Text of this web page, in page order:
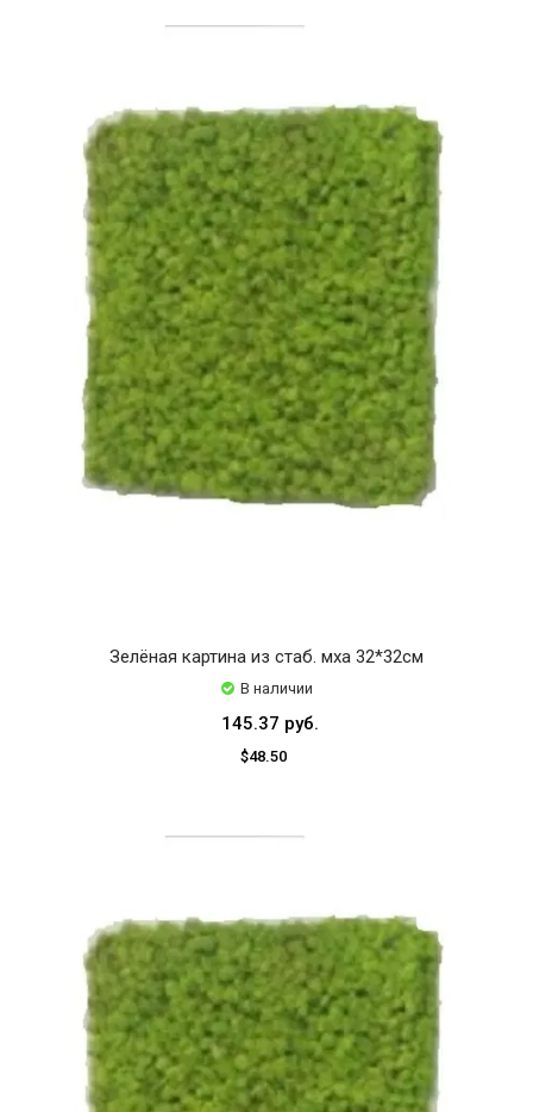
Зелёная картина из стаб. мха 32*32см
В наличии
145.37 руб.
$48.50